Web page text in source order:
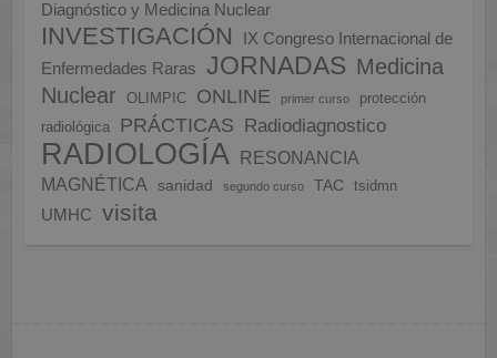
Diagnóstico y Medicina Nuclear
INVESTIGACIÓN
IX Congreso Internacional de
Enfermedades Raras
JORNADAS Medicina
Nuclear
OLIMPIC ONLINE primer curso
protección
radiológica
PRÁCTICAS Radiodiagnostico
RADIOLOGÍA
RESONANCIA
MAGNÉTICA
sanidad segundo curso TAC tsidmn
UMHC visita